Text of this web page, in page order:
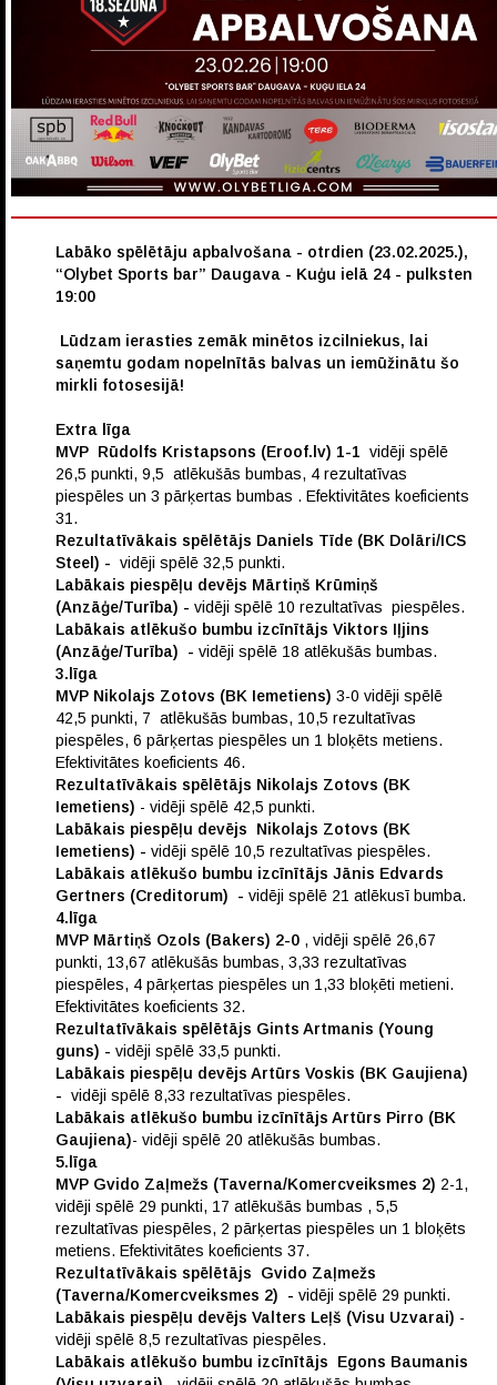
Labāko spēlētāju apbalvošana - otrdien (23.02.2025.),
“Olybet Sports bar” Daugava - Kuģu ielā 24 - pulksten
19:00
Lūdzam ierasties zemāk minētos izcilniekus, lai
saņemtu godam nopelnītās balvas un iemūžinātu šo
mirkli fotosesijā!
Extra līga
MVP Rūdolfs Kristapsons (Eroof.lv) 1-1 vidēji spēlē
26,5 punkti, 9,5 atlēkušās bumbas, 4 rezultatīvas
piespēles un 3 pārķertas bumbas . Efektivitātes koeficients
31.
Rezultatīvākais spēlētājs Daniels Tīde (BK Dolāri/ICS
Steel) - vidēji spēlē 32,5 punkti.
Labākais piespēļu devējs Mārtiņš Krūmiņš
(Anzāģe/Turība) - vidēji spēlē 10 rezultatīvas piespēles.
Labākais atlēkušo bumbu izcīnītājs Viktors Iļjins
(Anzāģe/Turība) - vidēji spēlē 18 atlēkušās bumbas.
3.līga
MVP Nikolajs Zotovs (BK Iemetiens) 3-0 vidēji spēlē
42,5 punkti, 7 atlēkušās bumbas, 10,5 rezultatīvas
piespēles, 6 pārķertas piespēles un 1 bloķēts metiens.
Efektivitātes koeficients 46.
Rezultatīvākais spēlētājs Nikolajs Zotovs (BK
Iemetiens) - vidēji spēlē 42,5 punkti.
Labākais piespēļu devējs Nikolajs Zotovs (BK
Iemetiens) - vidēji spēlē 10,5 rezultatīvas piespēles.
Labākais atlēkušo bumbu izcīnītājs Jānis Edvards
Gertners (Creditorum)
- vidēji spēlē 21 atlēkusī bumba.
4.līga
MVP Mārtiņš Ozols (Bakers) 2-0 , vidēji spēlē 26,67
punkti, 13,67 atlēkušās bumbas, 3,33 rezultatīvas
piespēles, 4 pārķertas piespēles un 1,33 bloķēti metieni.
Efektivitātes koeficients 32.
Rezultatīvākais spēlētājs Gints Artmanis (Young
guns) - vidēji spēlē 33,5 punkti.
Labākais piespēļu devējs Artūrs Voskis (BK Gaujiena)
- vidēji spēlē 8,33 rezultatīvas piespēles.
Labākais atlēkušo bumbu izcīnītājs Artūrs Pirro (BK
Gaujiena)- vidēji spēlē 20 atlēkušās bumbas.
5.līga
MVP Gvido Zaļmežs (Taverna/Komercveiksmes 2) 2-1,
vidēji spēlē 29 punkti, 17 atlēkušās bumbas , 5,5
rezultatīvas piespēles, 2 pārķertas piespēles un 1 bloķēts
metiens. Efektivitātes koeficients 37.
Rezultatīvākais spēlētājs Gvido Zaļmežs
(Taverna/Komercveiksmes 2)
- vidēji spēlē 29 punkti.
Labākais piespēļu devējs Valters Leļš (Visu Uzvarai) -
vidēji spēlē 8,5 rezultatīvas piespēles.
Labākais atlēkušo bumbu izcīnītājs Egons Baumanis